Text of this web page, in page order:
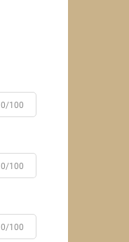
0/100
0/100
0/100